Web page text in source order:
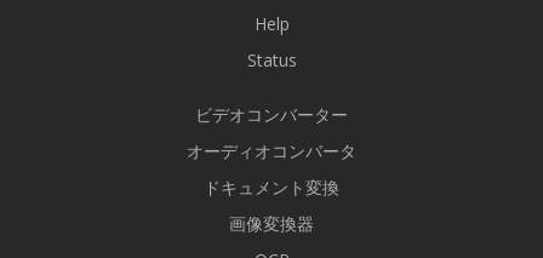
Help
Status
ビデオコンバーター
オーディオコンバータ
ドキュメント変換
画像変換器